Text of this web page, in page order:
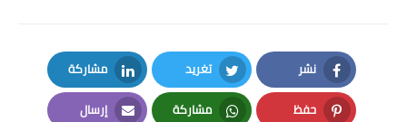
نشر
Facebook
تغريد
Twitter
مشاركة
LinkedIn
حفظ مشاركة إرسال